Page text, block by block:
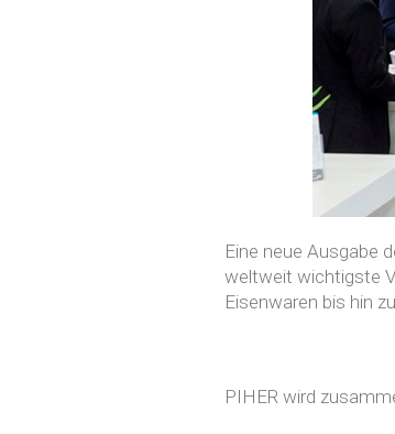
Eine neue Ausgabe
weltweit wichtigste
Eisenwaren bis hin
PIHER wird